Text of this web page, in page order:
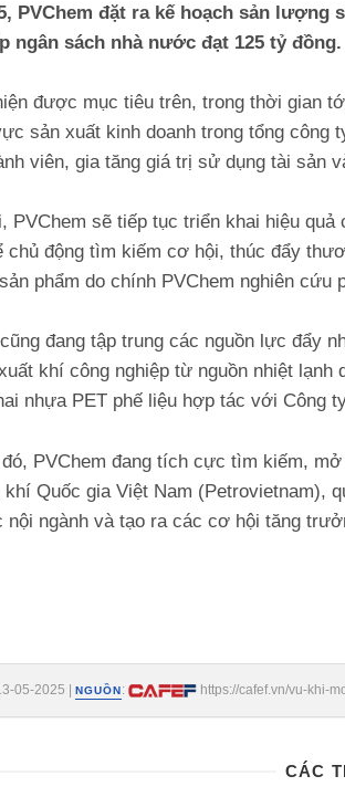
PVChem đặt ra kế hoạch sản lượng
ngân sách nhà nước đạt 125 tỷ đồng.
được mục tiêu trên, trong thời gian
sản xuất kinh doanh trong tổng công
viên, gia tăng giá trị sử dụng tài sản
PVChem sẽ tiếp tục triển khai hiệu
chủ động tìm kiếm cơ hội, thúc đẩy
phẩm do chính PVChem nghiên cứu
đang tập trung các nguồn lực đẩy
khí công nghiệp từ nguồn nhiệt
nhựa PET phế liệu hợp tác với Công
PVChem đang tích cực tìm kiếm,
khí Quốc gia Việt Nam (Petrovietnam),
nội ngành và tạo ra các cơ hội tăng
05-2025 NGUỒN:
https://cafef.vn/vu-khi-
CÁC